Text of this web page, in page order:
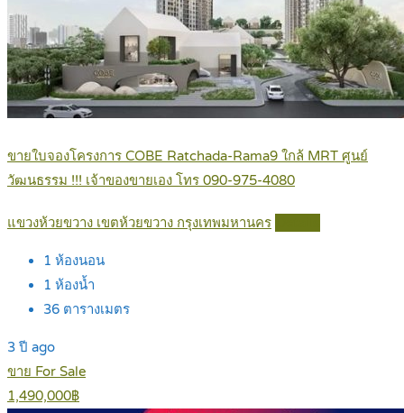
ขายใบจองโครงการ COBE Ratchada-Rama9 ใกล้ MRT ศูนย์
วัฒนธรรม !!! เจ้าของขายเอง โทร 090-975-4080
แขวงห้วยขวาง เขตห้วยขวาง กรุงเทพมหานคร
1 ห้องนอน
1 ห้องน้ำ
36 ตารางเมตร
3 ปี ago
ขาย For Sale
1,490,000฿